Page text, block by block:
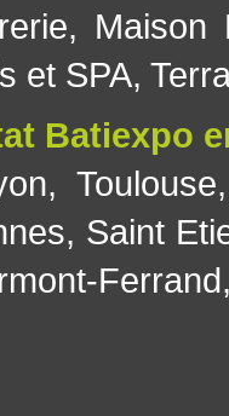
, Maison
et SPA,
Batiexpo
, Toulouse
, Saint
Ferrand